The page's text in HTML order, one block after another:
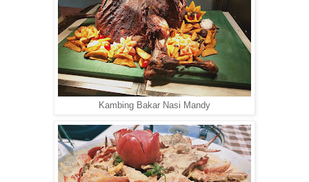
Kambing Bakar Nasi Mandy